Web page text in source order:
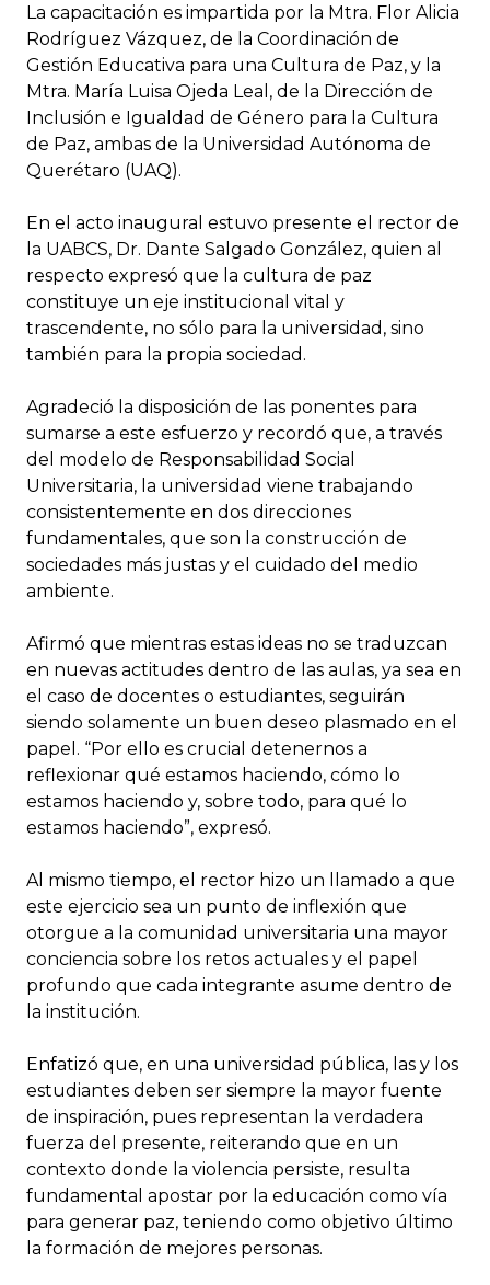
La capacitación es impartida por la Mtra. Flor Alicia
Rodríguez Vázquez, de la Coordinación de
Gestión Educativa para una Cultura de Paz, y la
Mtra. María Luisa Ojeda Leal, de la Dirección de
Inclusión e Igualdad de Género para la Cultura
de Paz, ambas de la Universidad Autónoma de
Querétaro (UAQ).
En el acto inaugural estuvo presente el rector de
la UABCS, Dr. Dante Salgado González, quien al
respecto expresó que la cultura de paz
constituye un eje institucional vital y
trascendente, no sólo para la universidad, sino
también para la propia sociedad.
Agradeció la disposición de las ponentes para
sumarse a este esfuerzo y recordó que, a través
del modelo de Responsabilidad Social
Universitaria, la universidad viene trabajando
consistentemente en dos direcciones
fundamentales, que son la construcción de
sociedades más justas y el cuidado del medio
ambiente.
Afirmó que mientras estas ideas no se traduzcan
en nuevas actitudes dentro de las aulas, ya sea en
el caso de docentes o estudiantes, seguirán
siendo solamente un buen deseo plasmado en el
papel. “Por ello es crucial detenernos a
reflexionar qué estamos haciendo, cómo lo
estamos haciendo y, sobre todo, para qué lo
estamos haciendo”, expresó.
Al mismo tiempo, el rector hizo un llamado a que
este ejercicio sea un punto de inflexión que
otorgue a la comunidad universitaria una mayor
conciencia sobre los retos actuales y el papel
profundo que cada integrante asume dentro de
la institución.
Enfatizó que, en una universidad pública, las y los
estudiantes deben ser siempre la mayor fuente
de inspiración, pues representan la verdadera
fuerza del presente, reiterando que en un
contexto donde la violencia persiste, resulta
fundamental apostar por la educación como vía
para generar paz, teniendo como objetivo último
la formación de mejores personas.